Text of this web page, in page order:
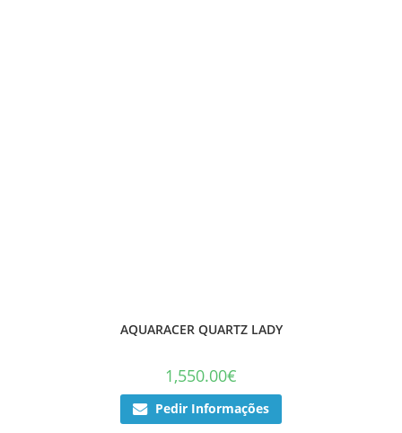
AQUARACER QUARTZ LADY
1,550.00€
Pedir Informações